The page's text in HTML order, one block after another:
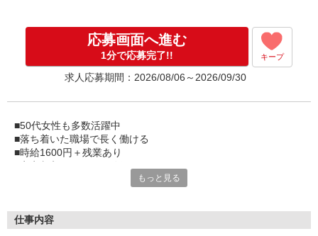
応募画面へ進む
1分で応募完了!! キープ
求人応募期間：2026/08/06～2026/09/30
■50代女性も多数活躍中
■落ち着いた職場で長く働ける
■時給1600円＋残業あり
■空調完備で快適に働ける環境
もっと見る
仕事内容